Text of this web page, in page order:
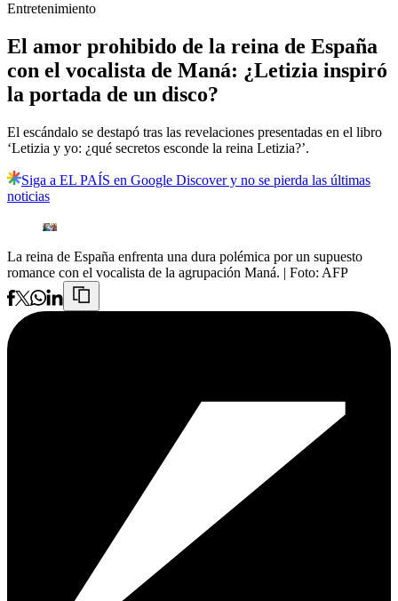
Entretenimiento
El amor prohibido de la reina de España
con el vocalista de Maná: ¿Letizia inspiró
la portada de un disco?
El escándalo se destapó tras las revelaciones presentadas en el libro
‘Letizia y yo: ¿qué secretos esconde la reina Letizia?’.
Siga a EL PAÍS en Google Discover y no se pierda las últimas
noticias
La reina de España enfrenta una dura polémica por un supuesto
romance con el vocalista de la agrupación Maná. | Foto: AFP